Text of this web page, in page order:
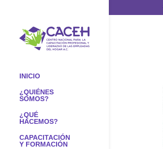
INICIO
¿QUIÉNES
SOMOS?
¿QUÉ
HACEMOS?
CAPACITACIÓN
Y FORMACIÓN